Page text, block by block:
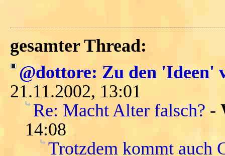
gesamter Thread:
@dottore: Zu den 'Ideen'
21.11.2002, 13:01
Re: Macht Alter falsch? -
14:08
Trotzdem kommt auch